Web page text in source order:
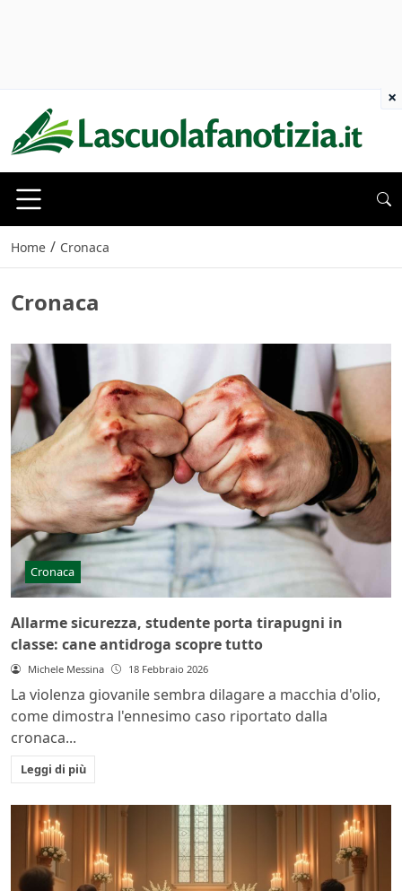
Home / Cronaca
Cronaca
Cronaca
Allarme sicurezza, studente porta tirapugni in
classe: cane antidroga scopre tutto
Michele Messina 18 Febbraio 2026
La violenza giovanile sembra dilagare a macchia d'olio,
come dimostra l'ennesimo caso riportato dalla
cronaca...
Leggi di più
×